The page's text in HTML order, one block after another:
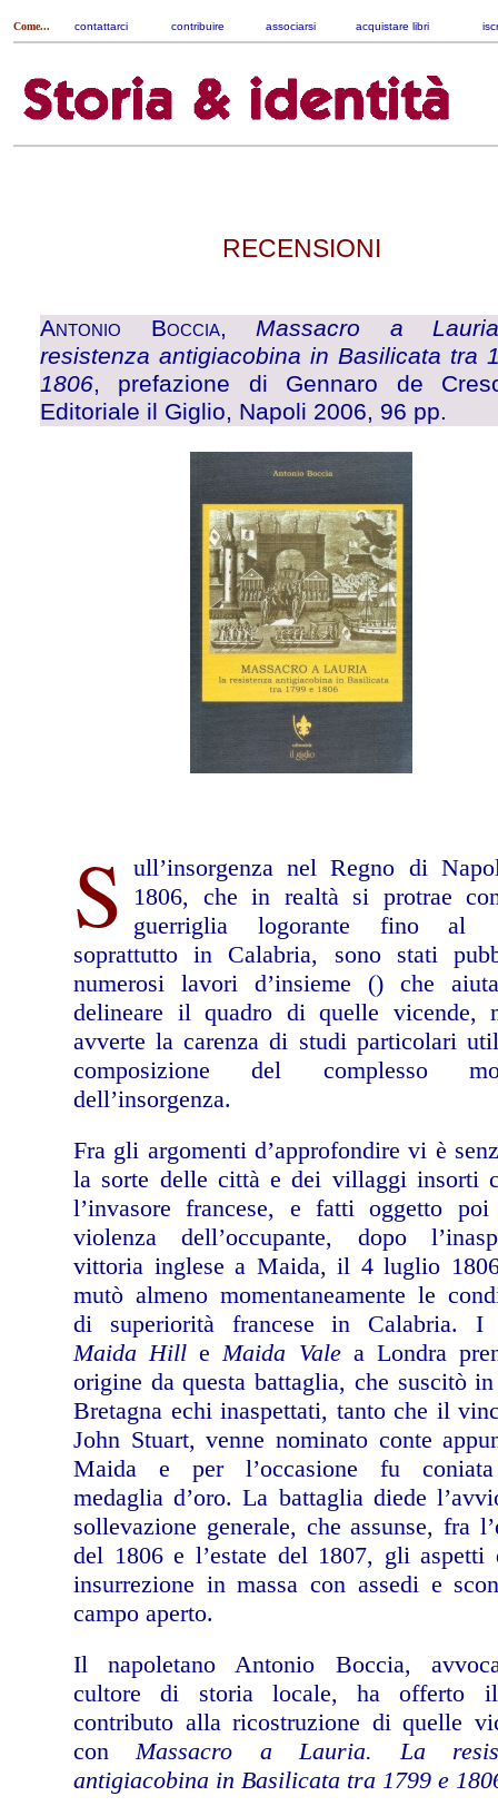
Come... contattarci contribuire associarsi acquistare libri
RECENSIONI
Antonio Boccia,Massacro a
resistenza antigiacobina in Basilicata tra
1806, prefazione di Gennaro de
Editoriale il Giglio, Napoli 2006, 96 pp.
S ull’insorgenza nel Regno di
1806, che in realtà si protrae
guerriglia logorante fino al
soprattutto in Calabria, sono stati
numerosi lavori d’insieme () che
delineare il quadro di quelle vicende,
avverte la carenza di studi particolari
composizione del complesso
dell’insorgenza.
Fra gli argomenti d’approfondire vi è
la sorte delle città e dei villaggi insorti
l’invasore francese, e fatti oggetto
violenza dell’occupante, dopo
vittoria inglese a Maida, il 4 luglio
mutò almeno momentaneamente le
di superiorità francese in Calabria. I
Maida Hill eMaida Valea Londra
origine da questa battaglia, che suscitò
Bretagna echi inaspettati, tanto che il
John Stuart, venne nominato conte
Maida e per l’occasione fu
medaglia d’oro. La battaglia diede
sollevazione generale, che assunse, fra
del 1806 e l’estate del 1807, gli aspetti
insurrezione in massa con assedi e
campo aperto.
Il napoletano Antonio Boccia,
cultore di storia locale, ha offerto
contributo alla ricostruzione di quelle
conMassacro a Lauria. La
antigiacobina in Basilicata tra 1799 e